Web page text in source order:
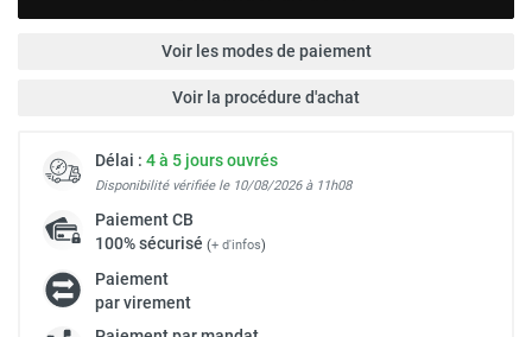
Voir les modes de paiement
Voir la procédure d'achat
Délai : 4 à 5 jours ouvrés
Disponibilité vérifiée le 10/08/2026 à 11h08
PaiementCB
100% sécurisé (+ d'infos)
Paiement
par virement